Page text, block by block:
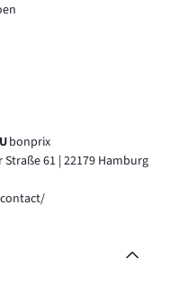
bonprix
61 | 22179 Hamburg